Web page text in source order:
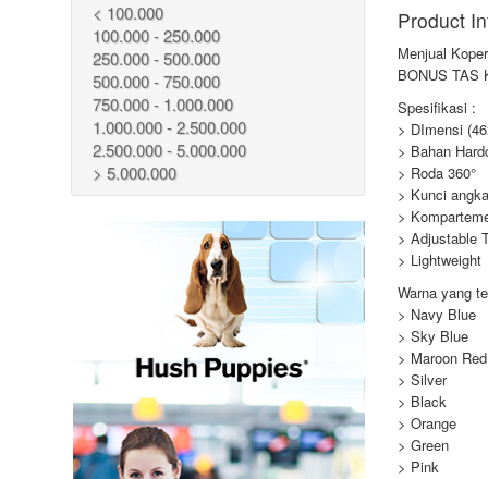
< 100.000
100.000 - 250.000
250.000 - 500.000
500.000 - 750.000
750.000 - 1.000.000
1.000.000 - 2.500.000
2.500.000 - 5.000.000
> 5.000.000
Product
Menjual
BONUS TAS
Spesifikasi :
> DImensi
> Bahan
> Roda 360°
> Kunci
>
> Adjustable
> Lightweight
Warna yang
> Navy Blue
> Sky Blue
> Maroon Red
> Silver
> Black
> Orange
> Green
> Pink